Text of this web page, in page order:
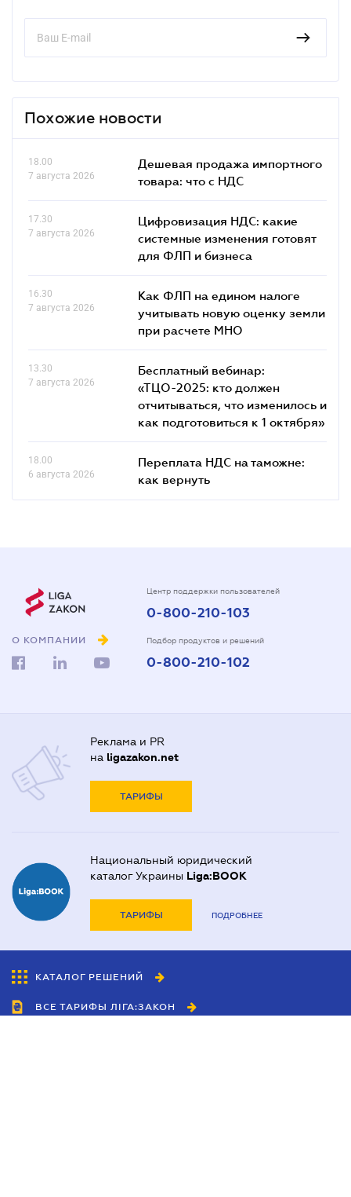
Похожие новости
18.00
7 августа 2026
Дешевая продажа импортного
товара: что c НДС
17.30
7 августа 2026
Цифровизация НДС: какие
системные изменения готовят
для ФЛП и бизнеса
16.30
7 августа 2026
Как ФЛП на едином налоге
учитывать новую оценку земли
при расчете МНО
13.30
7 августа 2026
Бесплатный вебинар:
«ТЦО-2025: кто должен
отчитываться, что изменилось и
как подготовиться к 1 октября»
18.00
6 августа 2026
Переплата НДС на таможне:
как вернуть
О КОМПАНИИ
Центр поддержки пользователей
0-800-210-103
Подбор продуктов и решений
0-800-210-102
Реклама и PR
на ligazakon.net
ТАРИФЫ
Национальный юридический
каталог Украины Liga:BOOK
ТАРИФЫ ПОДРОБНЕЕ
КАТАЛОГ РЕШЕНИЙ
ВСЕ ТАРИФЫ ЛІГА:ЗАКОН